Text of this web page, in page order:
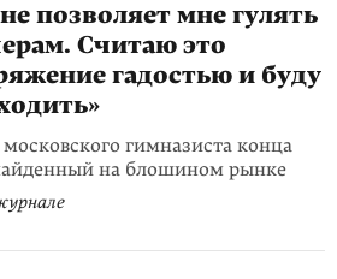
позволяет мне гулять
Считаю это
гадостью и буду
гимназиста конца
на блошином рынке